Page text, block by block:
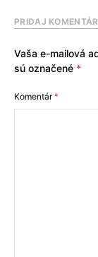
PRIDAJ KOMENTÁR
Vaša e-mailová
sú označené *
Komentár*